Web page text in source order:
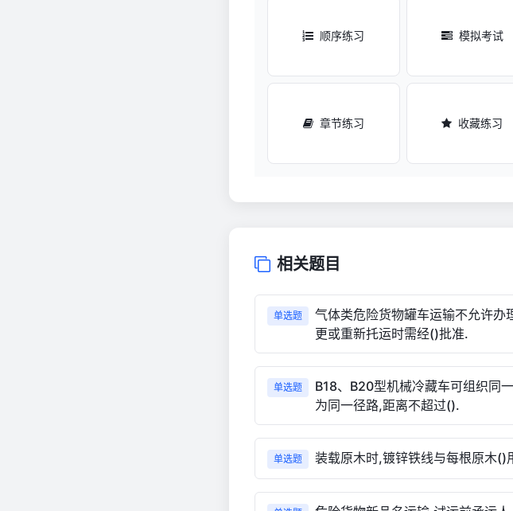
顺序练习 模拟考试
章节练习 收藏练习
相关题目
单选题
气体类危险货物罐车运输不允许办
更或重新托运时需经()批准.
单选题
B18、B20型机械冷藏车可组织同
为同一径路,距离不超过().
单选题 装载原木时,镀锌铁线与每根原木()